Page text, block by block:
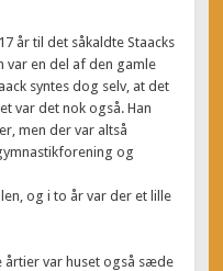
år til det såkaldte Staacks
var en del af den gamle
syntes dog selv, at det
var det nok også. Han
men der var altså
og
og i to år var der et lille
årtier var huset også sæde